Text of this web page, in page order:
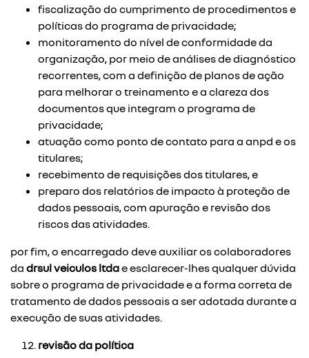
fiscalização do cumprimento de procedimentos e
políticas do programa de privacidade;
monitoramento do nível de conformidade da
organização, por meio de análises de diagnóstico
recorrentes, com a definição de planos de ação
para melhorar o treinamento e a clareza dos
documentos que integram o programa de
privacidade;
atuação como ponto de contato para a anpd e os
titulares;
recebimento de requisições dos titulares, e
preparo dos relatórios de impacto à proteção de
dados pessoais, com apuração e revisão dos
riscos das atividades.
por fim, o encarregado deve auxiliar os colaboradores
da drsul veiculos ltdae esclarecer-lhes qualquer dúvida
sobre o programa de privacidade e a forma correta de
tratamento de dados pessoais a ser adotada durante a
execução de suas atividades.
revisão da política